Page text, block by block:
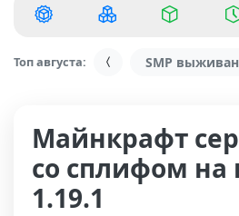
Топ августа: SMP
Майнкрафт
со сплифом на
1.19.1